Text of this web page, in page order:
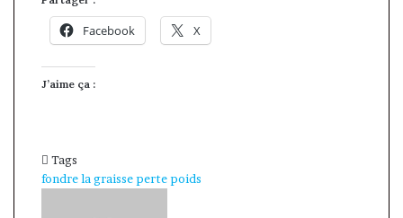
Facebook X
J’aime ça :
Tags
fondre la graissepertepoids